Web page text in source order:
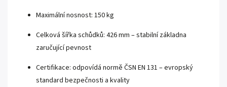
Maximální nosnost: 150 kg
Celková šířka schůdků: 426 mm – stabilní základna
zaručující pevnost
Certifikace: odpovídá normě ČSN EN 131 – evropský
standard bezpečnosti a kvality